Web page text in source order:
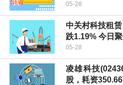
05-28
中关村科技租
跌1.19% 今日
05-28
凌雄科技
股，耗资